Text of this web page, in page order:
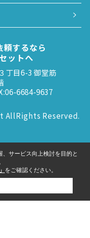
するなら
ットへ
丁目6-3 御堂筋
6684-9637
AllRights Reserved.
サービス向上検討を目的と
をご確認ください。